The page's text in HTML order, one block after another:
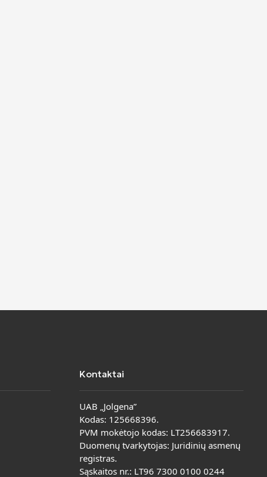
Kontaktai
UAB „Jolgena”
Kodas: 125668396.
PVM mokėtojo kodas: LT256683917.
Duomenų tvarkytojas: Juridinių asmenų
registras.
Sąskaitos nr.: LT96 7300 0100 0244